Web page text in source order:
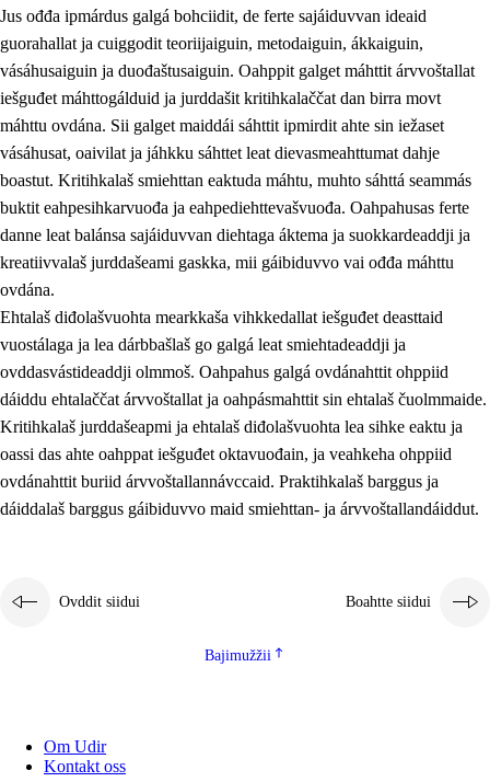
1.2 Identitehta ja kultuvrralaš girjáivuohta
1.3 Kritihkalaš jurddašeapmi ja ehtalaš diđolašvuohta
1.4 Hutkanillu, beroštupmi ja suokkardanhuovva
1.5 Luondduákten ja birasdiđolašvuohta
1.6 Demokratiija ja mielváikkuheapmi
Jus ođđa ipmárdus galgá bohciidit, de ferte sajáiduvvan ideaid
guorahallat ja cuiggodit teoriijaiguin, metodaiguin, ákkaiguin,
vásáhusaiguin ja duođaštusaiguin. Oahppit galget máhttit árvvoštallat
iešguđet máhttogálduid ja jurddašit kritihkalaččat dan birra movt
máhttu ovdána. Sii galget maiddái sáhttit ipmirdit ahte sin iežaset
vásáhusat, oaivilat ja jáhkku sáhttet leat dievasmeahttumat dahje
boastut. Kritihkalaš smiehttan eaktuda máhtu, muhto sáhttá seammás
buktit eahpesihkarvuođa ja eahpediehttevašvuođa. Oahpahusas ferte
danne leat balánsa sajáiduvvan diehtaga áktema ja suokkardeaddji ja
kreatiivvalaš jurddašeami gaskka, mii gáibiduvvo vai ođđa máhttu
ovdána.
Ehtalaš diđolašvuohta mearkkaša vihkkedallat iešguđet deasttaid
vuostálaga ja lea dárbbašlaš go galgá leat smiehtadeaddji ja
ovddasvástideaddji olmmoš. Oahpahus galgá ovdánahttit ohppiid
dáiddu ehtalaččat árvvoštallat ja oahpásmahttit sin ehtalaš čuolmmaide.
Kritihkalaš jurddašeapmi ja ehtalaš diđolašvuohta lea sihke eaktu ja
oassi das ahte oahppat iešguđet oktavuođain, ja veahkeha ohppiid
ovdánahttit buriid árvvoštallannávccaid. Praktihkalaš barggus ja
dáiddalaš barggus gáibiduvvo maid smiehttan- ja árvvoštallandáiddut.
Ovddit siidui Boahtte siidui
Bajimužžii
Om Udir
Kontakt oss